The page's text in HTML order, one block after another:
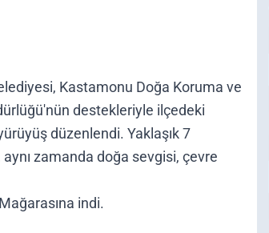
Kastamonu Doğa Koruma ve
destekleriyle ilçedeki
düzenlendi. Yaklaşık 7
zamanda doğa sevgisi, çevre
indi.